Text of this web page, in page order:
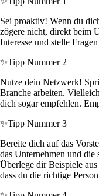
Sei proaktiv! Wenn du
zögere nicht, direkt beim
Interesse und stelle
✨Tipp Nummer 2
Nutze dein Netzwerk!
Branche arbeiten.
dich sogar empfehlen.
✨Tipp Nummer 3
Bereite dich auf das
das Unternehmen und die
Überlege dir Beispiele
dass du die richtige